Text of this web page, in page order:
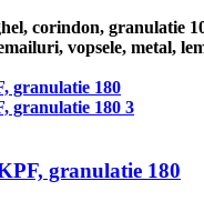
corindon, granulatie
vopsele, metal,
granulatie 180